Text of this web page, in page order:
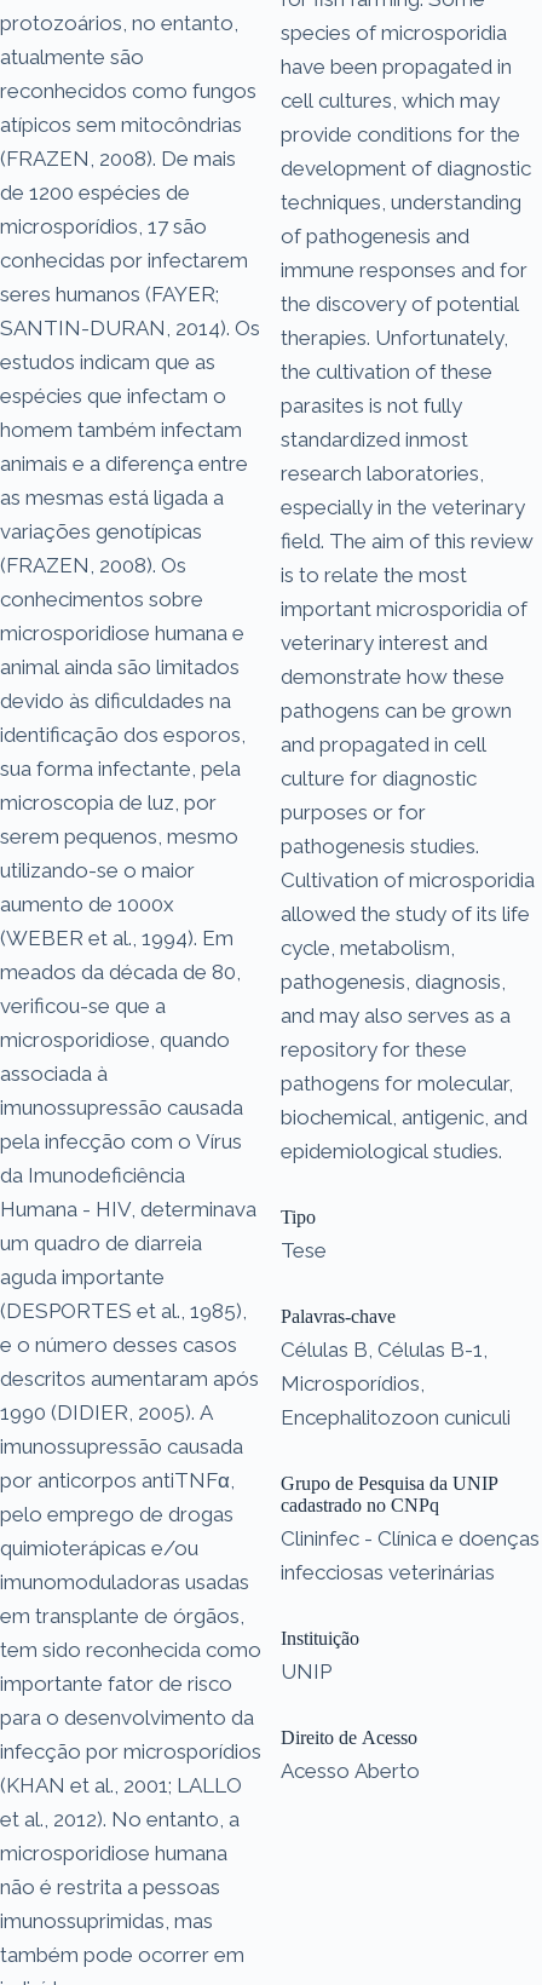
protozoários, no entanto,
atualmente são
reconhecidos como fungos
atípicos sem mitocôndrias
(FRAZEN, 2008). De mais
de 1200 espécies de
microsporídios, 17 são
conhecidas por infectarem
seres humanos (FAYER;
SANTIN-DURAN, 2014). Os
estudos indicam que as
espécies que infectam o
homem também infectam
animais e a diferença entre
as mesmas está ligada a
variações genotípicas
(FRAZEN, 2008). Os
conhecimentos sobre
microsporidiose humana e
animal ainda são limitados
devido às dificuldades na
identificação dos esporos,
sua forma infectante, pela
microscopia de luz, por
serem pequenos, mesmo
utilizando-se o maior
aumento de 1000x
(WEBER et al., 1994). Em
meados da década de 80,
verificou-se que a
microsporidiose, quando
associada à
imunossupressão causada
pela infecção com o Vírus
da Imunodeficiência
Humana - HIV, determinava
um quadro de diarreia
aguda importante
(DESPORTES et al., 1985),
e o número desses casos
descritos aumentaram após
1990 (DIDIER, 2005). A
imunossupressão causada
por anticorpos antiTNFα,
pelo emprego de drogas
quimioterápicas e/ou
imunomoduladoras usadas
em transplante de órgãos,
tem sido reconhecida como
importante fator de risco
para o desenvolvimento da
infecção por microsporídios
(KHAN et al., 2001; LALLO
et al., 2012). No entanto, a
microsporidiose humana
não é restrita a pessoas
imunossuprimidas, mas
também pode ocorrer em
species of microsporidia
have been propagated in
cell cultures, which may
provide conditions for the
development of diagnostic
techniques, understanding
of pathogenesis and
immune responses and for
the discovery of potential
therapies. Unfortunately,
the cultivation of these
parasites is not fully
standardized inmost
research laboratories,
especially in the veterinary
field. The aim of this review
is to relate the most
important microsporidia of
veterinary interest and
demonstrate how these
pathogens can be grown
and propagated in cell
culture for diagnostic
purposes or for
pathogenesis studies.
Cultivation of microsporidia
allowed the study of its life
cycle, metabolism,
pathogenesis, diagnosis,
and may also serves as a
repository for these
pathogens for molecular,
biochemical, antigenic, and
epidemiological studies.
Tipo
Tese
Palavras-chave
Células B, Células B-1,
Microsporídios,
Encephalitozoon cuniculi
Grupo de Pesquisa da UNIP
cadastrado no CNPq
Clininfec - Clínica e doenças
infecciosas veterinárias
Instituição
UNIP
Direito de Acesso
Acesso Aberto